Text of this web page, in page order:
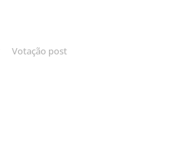
Votação post